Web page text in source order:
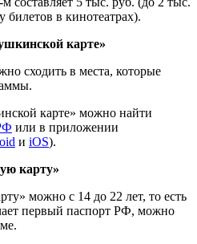
в кинотеатрах).
карте»
сходить в места, которые
карте» можно найти
или в приложении
и iOS).
карту»
можно с 14 до 22 лет, то есть
первый паспорт РФ, можно